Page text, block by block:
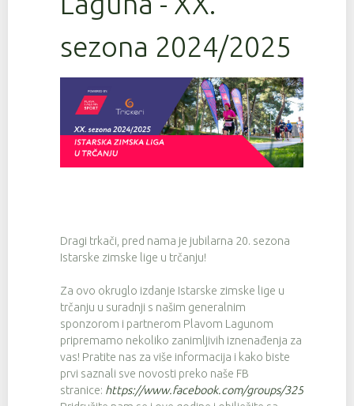
sezona 2024/2025
Dragi trkači, pred nama je jubilarna 20. sezona
Istarske zimske lige u trčanju!
Za ovo okruglo izdanje Istarske zimske lige u
trčanju u suradnji s našim generalnim
sponzorom i partnerom Plavom Lagunom
pripremamo nekoliko zanimljivih iznenađenja za
vas! Pratite nas za više informacija i kako biste
prvi saznali sve novosti preko naše FB
stranice: https://www.facebook.com/groups/